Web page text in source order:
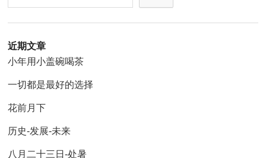
近期文章
小年用小盖碗喝茶
一切都是最好的选择
花前月下
历史-发展-未来
八月二十三日-处暑